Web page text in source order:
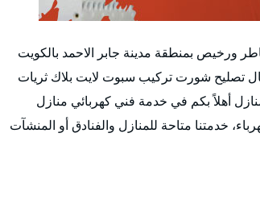
ورخيص بمنطقة مدينة جابر الاحمد بالكويت
تصليح شورت تركيب سبوت لايت بلاك ثريات
أهلاً بكم في خدمة فني كهربائي منازل
خدمتنا متاحة للمنازل والفنادق أو المنشآت